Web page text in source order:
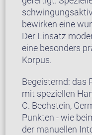
bewirken eine
Der Einsatz
eine besonders
Korpus.
Begeisternd: das
mit speziellen
C. Bechstein,
Punkten - wie
der manuellen